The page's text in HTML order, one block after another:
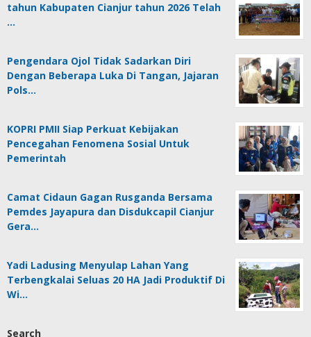
tahun Kabupaten Cianjur tahun 2026 Telah
…
Pengendara Ojol Tidak Sadarkan Diri
Dengan Beberapa Luka Di Tangan, Jajaran
Pols…
KOPRI PMII Siap Perkuat Kebijakan
Pencegahan Fenomena Sosial Untuk
Pemerintah
Camat Cidaun Gagan Rusganda Bersama
Pemdes Jayapura dan Disdukcapil Cianjur
Gera…
Yadi Ladusing Menyulap Lahan Yang
Terbengkalai Seluas 20 HA Jadi Produktif Di
Wi…
Search